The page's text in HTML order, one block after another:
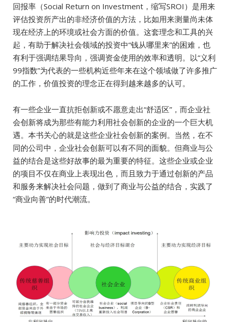
回报率（Social Return on Investment，缩写SROI）是用来
评估投资所产出的非经济价值的方法，比如用来测量尚未体
现在经济上的环境或社会方面的价值。这套理念和工具的兴
起，有助于解决社会领域的投资中“钱从哪里来”的困难，也
有利于强调结果导向，强调资金使用的效率和透明。以“义利
99指数”为代表的一些机构近些年来在这个领域做了许多推广
的工作，价值投资的理念正在得到越来越多的认可。
有一些企业一直抗拒创新或不愿意走出“舒适区”，而企业社
会创新将成为那些有能力利用社会创新的企业的一个巨大机
遇。本书关心的就是这些企业社会创新的案例。当然，在不
同的公司中，企业社会创新可以有不同的面貌。但商业与公
益的结合是这些好故事的最为重要的特征。这些企业或企业
的项目不仅在商业上表现出色，而且致力于通过创新的产品
和服务来解决社会问题，做到了商业与公益的结合，实践了
“商业向善”的时代潮流。